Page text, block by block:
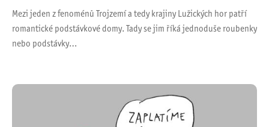
Mezi jeden z fenoménů Trojzemí a tedy krajiny Lužických hor patří
romantické podstávkové domy. Tady se jim říká jednoduše roubenky
nebo podstávky…